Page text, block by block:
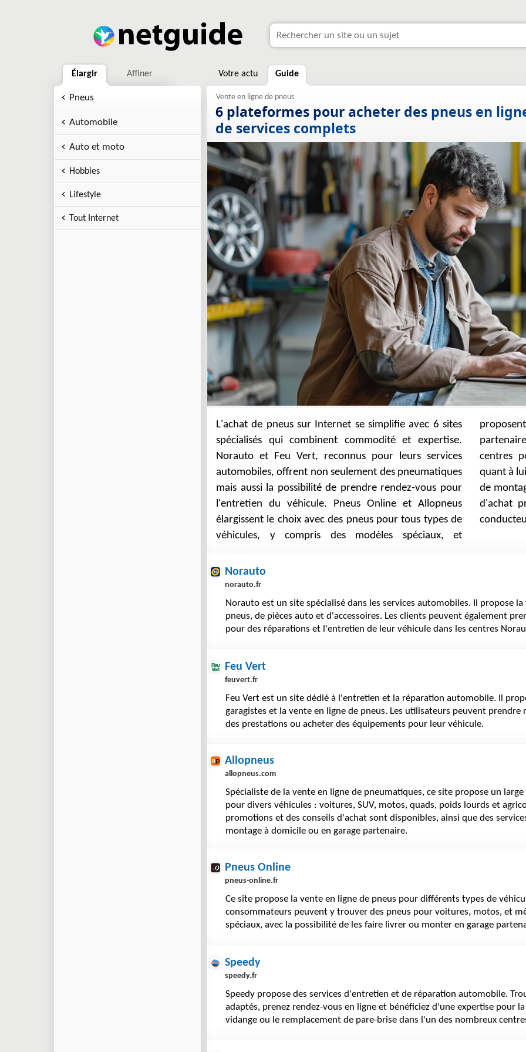
Élargir Affiner
Pneus
Automobile
Auto et moto
Hobbies
Lifestyle
Tout Internet
Votre actu Guide
6 plateformes pour acheter des pneus en
de services complets
L'achat de pneus sur Internet se simplifie avec 6 sites
spécialisés qui combinent commodité et expertise.
Norauto et Feu Vert, reconnus pour leurs services
automobiles, offrent non seulement des pneumatiques
mais aussi la possibilité de prendre rendez-vous pour
l'entretien du véhicule. Pneus Online et Allopneus
élargissent le choix avec des pneus pour tous types de
véhicules, y compris des modèles spéciaux, et
proposent livraison et montage via des garages
partenaires. Speedy se distingue par son réseau de
centres pour une prise en charge rapide. Rubbex,
quant à lui, attire par ses prix compétitifs et son service
de montage partenarial, assurant ainsi une expérience
d'achat pratique et adaptée aux besoins de chaque
Norauto
norauto.fr
Norauto est un site spécialisé dans les services automobiles. Il propose
pneus, de pièces auto et d'accessoires. Les clients peuvent également
pour des réparations et l'entretien de leur véhicule dans les centres
Feu Vert
feuvert.fr
Feu Vert est un site dédié à l'entretien et la réparation automobile. Il
garagistes et la vente en ligne de pneus. Les utilisateurs peuvent prendre
des prestations ou acheter des équipements pour leur véhicule.
Allopneus
allopneus.com
Spécialiste de la vente en ligne de pneumatiques, ce site propose un
pour divers véhicules : voitures, SUV, motos, quads, poids lourds et
promotions et des conseils d'achat sont disponibles, ainsi que des
montage à domicile ou en garage partenaire.
Pneus Online
pneus-online.fr
Ce site propose la vente en ligne de pneus pour différents types de
consommateurs peuvent y trouver des pneus pour voitures, motos, et
spéciaux, avec la possibilité de les faire livrer ou monter en garage
Speedy
speedy.fr
Speedy propose des services d'entretien et de réparation automobile.
adaptés, prenez rendez-vous en ligne et bénéficiez d'une expertise pour
vidange ou le remplacement de pare-brise dans l'un des nombreux